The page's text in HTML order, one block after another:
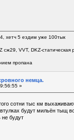
хетч 5 ездим уже 100тык
VVT, DKZ-статическая
пропана
немца.
»
сотни тыс км
будут мильён тыщ
не будут